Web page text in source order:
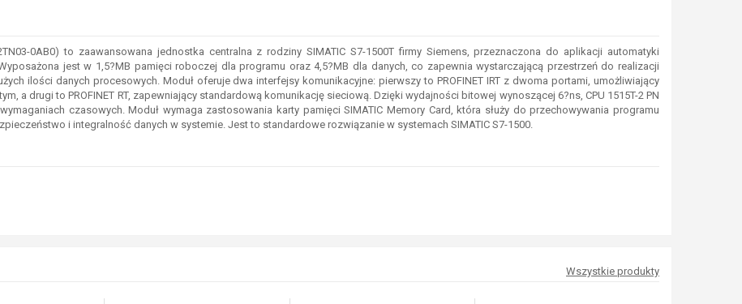
0AB0) to zaawansowana jednostka centralna z rodziny SIMATIC S7-1500T firmy Siemens, przeznaczona do aplikacji automatyki
jest w 1,5?MB pamięci roboczej dla programu oraz 4,5?MB dla danych, co zapewnia wystarczającą przestrzeń do realizacji
ilości danych procesowych. Moduł oferuje dwa interfejsy komunikacyjne: pierwszy to PROFINET IRT z dwoma portami, umożliwiający
a drugi to PROFINET RT, zapewniający standardową komunikację sieciową. Dzięki wydajności bitowej wynoszącej 6?ns, CPU 1515T-2 PN
czasowych. Moduł wymaga zastosowania karty pamięci SIMATIC Memory Card, która służy do przechowywania programu
i integralność danych w systemie. Jest to standardowe rozwiązanie w systemach SIMATIC S7-1500.
Wszystkie produkty